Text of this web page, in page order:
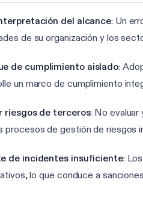
del alcance: Un
de su organización y los
de cumplimiento aislado:
un marco de cumplimiento
riesgos de terceros: No
procesos de gestión de riesgos
de incidentes insuficiente:
lo que conduce a